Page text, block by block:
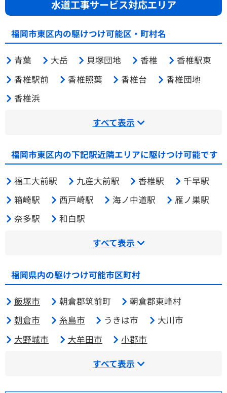
水道工事サービス対応エリア
福岡市東区内の駆けつけ可能区・町村名
青葉 大岳 貝塚団地 香椎
香椎駅東
香椎駅前
香椎照葉 香椎台
香椎団地
香椎浜
すべて表示
福岡市東区内の下記駅近隣エリアに駆けつけ可能です
福工大前駅 九産大前駅 香椎駅
千早駅
箱崎駅
西戸崎駅 海ノ中道駅
雁ノ巣駅
奈多駅
和白駅
すべて表示
福岡県内の駆けつけ可能市区町村
飯塚市 朝倉郡筑前町
朝倉郡東峰村
朝倉市
糸島市 うきは市
大川市
大野城市
大牟田市
小郡市
すべて表示